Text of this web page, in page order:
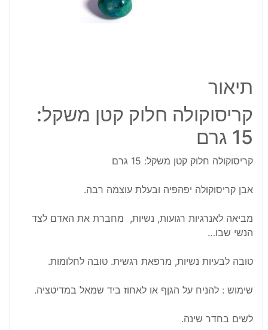
תיאור
קריסוקולה חלוק קטן משקל:
15 גרם
קריסוקולה חלוק קטן משקל: 15 גרם
אבן קריסוקולה יפהפיה ובעלת עוצמה רבה.
מביאה לאנרגיות רגועות, נשיות, מחברת את האדם לצד
הנשי שבו…
טובה לבעיות נשיות, מרפאת רגשית. טובה לחלומות.
שימוש : להניח על הגןף או לאחוז ביד שמאל במדיטציה.
לשים בחדר שינה.